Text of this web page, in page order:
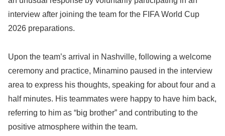
interview after joining the team for the FIFA World Cup
2026 preparations.
Upon the team’s arrival in Nashville, following a welcome
ceremony and practice, Minamino paused in the interview
area to express his thoughts, speaking for about four and a
half minutes. His teammates were happy to have him back,
referring to him as “big brother” and contributing to the
positive atmosphere within the team.